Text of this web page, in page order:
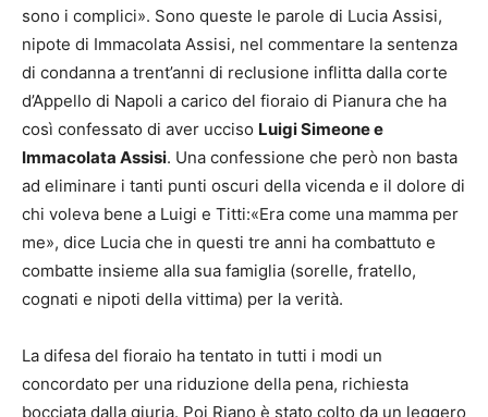
sono i complici». Sono queste le parole di Lucia Assisi,
nipote di Immacolata Assisi, nel commentare la sentenza
di condanna a trent’anni di reclusione inflitta dalla corte
d’Appello di Napoli a carico del fioraio di Pianura che ha
così confessato di aver ucciso Luigi Simeone e
Immacolata Assisi. Una confessione che però non basta
ad eliminare i tanti punti oscuri della vicenda e il dolore di
chi voleva bene a Luigi e Titti:«Era come una mamma per
me», dice Lucia che in questi tre anni ha combattuto e
combatte insieme alla sua famiglia (sorelle, fratello,
cognati e nipoti della vittima) per la verità.
La difesa del fioraio ha tentato in tutti i modi un
concordato per una riduzione della pena, richiesta
bocciata dalla giuria. Poi Riano è stato colto da un leggero